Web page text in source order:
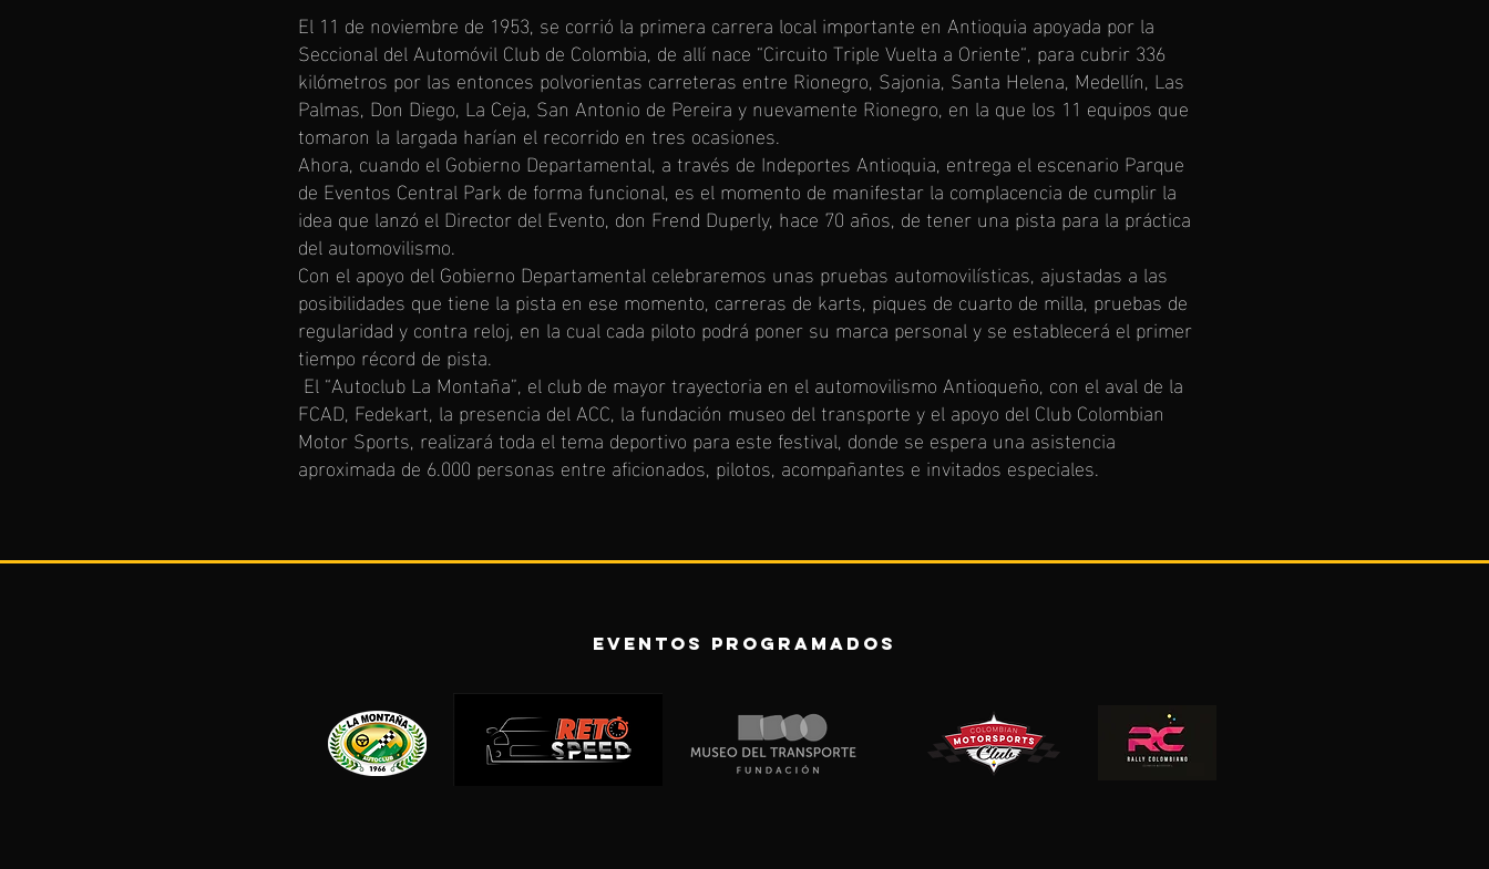
El 11 de noviembre de 1953, se corrió la primera carrera local importante en Antioquia apoyada por la
Seccional del Automóvil Club de Colombia, de allí nace “Circuito Triple Vuelta a Oriente“, para cubrir 336
kilómetros por las entonces polvorientas carreteras entre Rionegro, Sajonia, Santa Helena, Medellín, Las
Palmas, Don Diego, La Ceja, San Antonio de Pereira y nuevamente Rionegro, en la que los 11 equipos que
tomaron la largada harían el recorrido en tres ocasiones.
Ahora, cuando el Gobierno Departamental, a través de Indeportes Antioquia, entrega el escenario Parque
de Eventos Central Park de forma funcional, es el momento de manifestar la complacencia de cumplir la
idea que lanzó el Director del Evento, don Frend Duperly, hace 70 años, de tener una pista para la práctica
del automovilismo.
Con el apoyo del Gobierno Departamental celebraremos unas pruebas automovilísticas, ajustadas a las
posibilidades que tiene la pista en ese momento, carreras de karts, piques de cuarto de milla, pruebas de
regularidad y contra reloj, en la cual cada piloto podrá poner su marca personal y se establecerá el primer
tiempo récord de pista.
El “Autoclub La Montaña”, el club de mayor trayectoria en el automovilismo Antioqueño, con el aval de la
FCAD, Fedekart, la presencia del ACC, la fundación museo del transporte y el apoyo del Club Colombian
Motor Sports, realizará toda el tema deportivo para este festival, donde se espera una asistencia
aproximada de 6.000 personas entre aficionados, pilotos, acompañantes e invitados especiales.
EVENTOS PROGRAMADOS